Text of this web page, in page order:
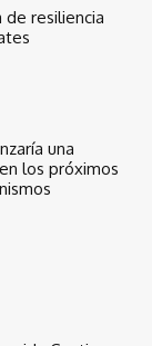
de resiliencia
una
los próximos